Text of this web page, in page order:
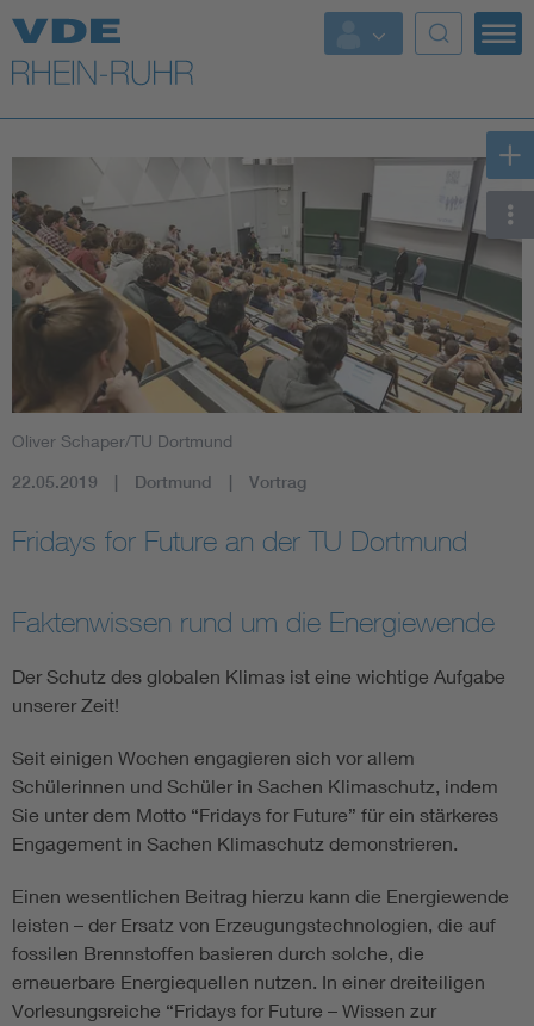
Top Themen
Fokusthemen
AI & Digital Trust
Health
Mobility
Energy efficiency
Energy storage
Functional safety
Oliver Schaper/TU Dortmund
22.05.2019 Dortmund Vortrag
Fridays for Future an der TU Dortmund
Faktenwissen rund um die Energiewende
Der Schutz des globalen Klimas ist eine wichtige Aufgabe
unserer Zeit!
Seit einigen Wochen engagieren sich vor allem
Schülerinnen und Schüler in Sachen Klimaschutz, indem
Sie unter dem Motto “Fridays for Future” für ein stärkeres
Engagement in Sachen Klimaschutz demonstrieren.
Einen wesentlichen Beitrag hierzu kann die Energiewende
leisten – der Ersatz von Erzeugungstechnologien, die auf
fossilen Brennstoffen basieren durch solche, die
erneuerbare Energiequellen nutzen. In einer dreiteiligen
Vorlesungsreiche “Fridays for Future – Wissen zur